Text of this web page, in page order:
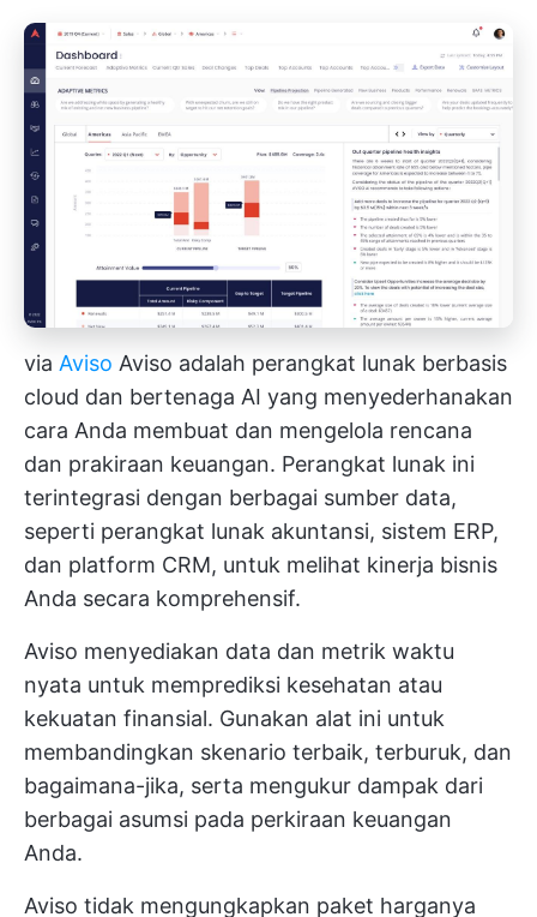
via Aviso Aviso adalah perangkat lunak berbasis
cloud dan bertenaga AI yang menyederhanakan
cara Anda membuat dan mengelola rencana
dan prakiraan keuangan. Perangkat lunak ini
terintegrasi dengan berbagai sumber data,
seperti perangkat lunak akuntansi, sistem ERP,
dan platform CRM, untuk melihat kinerja bisnis
Anda secara komprehensif.
Aviso menyediakan data dan metrik waktu
nyata untuk memprediksi kesehatan atau
kekuatan finansial. Gunakan alat ini untuk
membandingkan skenario terbaik, terburuk, dan
bagaimana-jika, serta mengukur dampak dari
berbagai asumsi pada perkiraan keuangan
Anda.
Aviso tidak mengungkapkan paket harganya